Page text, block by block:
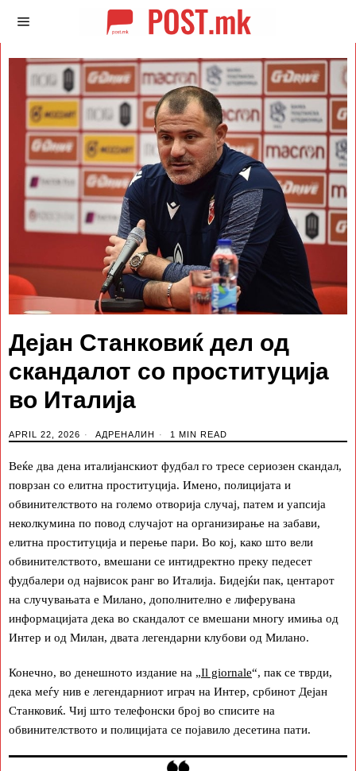
Дејан Станковиќ дел од
скандалот со проституција
во Италија
APRIL 22, 2026 АДРЕНАЛИН 1 MIN READ
Веќе два дена италијанскиот фудбал го тресе сериозен скандал,
поврзан со елитна проституција. Имено, полицијата и
обвинителството на големо отворија случај, патем и уапсија
неколкумина по повод случајот на организирање на забави,
елитна проституција и перење пари. Во кој, како што вели
обвинителството, вмешани се интидректно преку педесет
фудбалери од највисок ранг во Италија. Бидејќи пак, центарот
на случувањата е Милано, дополнително е лиферувана
информацијата дека во скандалот се вмешани многу имиња од
Интер и од Милан, двата легендарни клубови од Милано.
Конечно, во денешното издание на „Il giornale“, пак се тврди,
дека меѓу нив е легендарниот играч на Интер, србинот Дејан
Станковиќ. Чиј што телефонски број во списите на
обвинителството и полицијата се појавило десетина пати.